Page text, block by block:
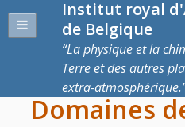
Institut royal
de Belgique
La physique et la
Terre et des autres
extra-atmosphérique.
Domaines